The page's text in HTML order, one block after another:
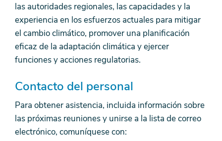
las autoridades regionales, las capacidades y la
experiencia en los esfuerzos actuales para mitigar
el cambio climático, promover una planificación
eficaz de la adaptación climática y ejercer
funciones y acciones regulatorias.
Contacto del personal
Para obtener asistencia, incluida información sobre
las próximas reuniones y unirse a la lista de correo
electrónico, comuníquese con: